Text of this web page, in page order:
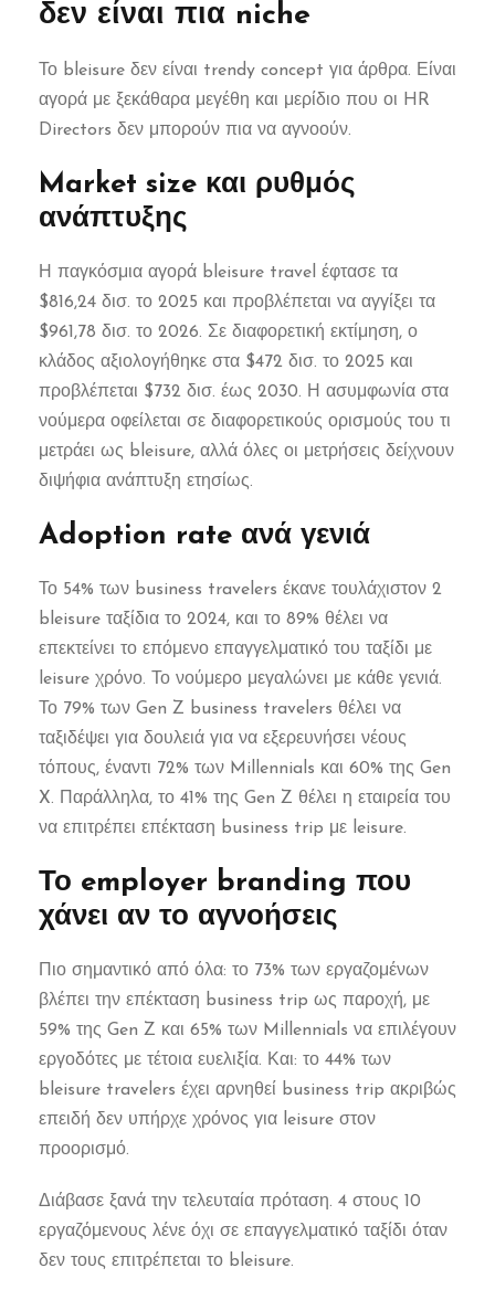
δεν είναι πια niche
Το bleisure δεν είναι trendy concept για άρθρα. Είναι
αγορά με ξεκάθαρα μεγέθη και μερίδιο που οι HR
Directors δεν μπορούν πια να αγνοούν.
Market size και ρυθμός
ανάπτυξης
Η παγκόσμια αγορά bleisure travel έφτασε τα
$816,24 δισ. το 2025 και προβλέπεται να αγγίξει τα
$961,78 δισ. το 2026. Σε διαφορετική εκτίμηση, ο
κλάδος αξιολογήθηκε στα $472 δισ. το 2025 και
προβλέπεται $732 δισ. έως 2030. Η ασυμφωνία στα
νούμερα οφείλεται σε διαφορετικούς ορισμούς του τι
μετράει ως bleisure, αλλά όλες οι μετρήσεις δείχνουν
διψήφια ανάπτυξη ετησίως.
Adoption rate ανά γενιά
Το 54% των business travelers έκανε τουλάχιστον 2
bleisure ταξίδια το 2024, και το 89% θέλει να
επεκτείνει το επόμενο επαγγελματικό του ταξίδι με
leisure χρόνο. Το νούμερο μεγαλώνει με κάθε γενιά.
Το 79% των Gen Z business travelers θέλει να
ταξιδέψει για δουλειά για να εξερευνήσει νέους
τόπους, έναντι 72% των Millennials και 60% της Gen
X. Παράλληλα, το 41% της Gen Z θέλει η εταιρεία του
να επιτρέπει επέκταση business trip με leisure.
Το employer branding που
χάνει αν το αγνοήσεις
Πιο σημαντικό από όλα: το 73% των εργαζομένων
βλέπει την επέκταση business trip ως παροχή, με
59% της Gen Z και 65% των Millennials να επιλέγουν
εργοδότες με τέτοια ευελιξία. Και: το 44% των
bleisure travelers έχει αρνηθεί business trip ακριβώς
επειδή δεν υπήρχε χρόνος για leisure στον
προορισμό.
Διάβασε ξανά την τελευταία πρόταση. 4 στους 10
εργαζόμενους λένε όχι σε επαγγελματικό ταξίδι όταν
δεν τους επιτρέπεται το bleisure.